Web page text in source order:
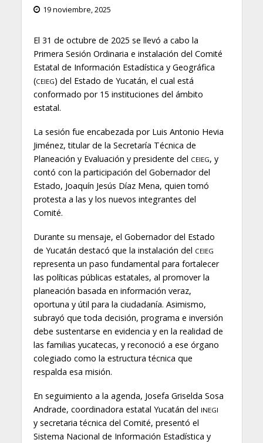
19 noviembre, 2025
El 31 de octubre de 2025 se llevó a cabo la
Primera Sesión Ordinaria e instalación del Comité
Estatal de Información Estadística y Geográfica
(CEIEG) del Estado de Yucatán, el cual está
conformado por 15 instituciones del ámbito
estatal.
La sesión fue encabezada por Luis Antonio Hevia
Jiménez, titular de la Secretaría Técnica de
Planeación y Evaluación y presidente del CEIEG, y
contó con la participación del Gobernador del
Estado, Joaquín Jesús Díaz Mena, quien tomó
protesta a las y los nuevos integrantes del
Comité.
Durante su mensaje, el Gobernador del Estado
de Yucatán destacó que la instalación del CEIEG
representa un paso fundamental para fortalecer
las políticas públicas estatales, al promover la
planeación basada en información veraz,
oportuna y útil para la ciudadanía. Asimismo,
subrayó que toda decisión, programa e inversión
debe sustentarse en evidencia y en la realidad de
las familias yucatecas, y reconoció a ese órgano
colegiado como la estructura técnica que
respalda esa misión.
En seguimiento a la agenda, Josefa Griselda Sosa
Andrade, coordinadora estatal Yucatán del INEGI
y secretaria técnica del Comité, presentó el
Sistema Nacional de Información Estadística y